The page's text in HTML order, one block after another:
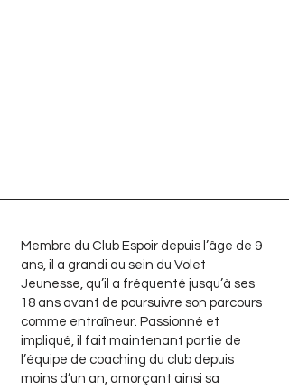
Membre du Club Espoir depuis l’âge de 9
ans, il a grandi au sein du Volet
Jeunesse, qu’il a fréquenté jusqu’à ses
18 ans avant de poursuivre son parcours
comme entraîneur. Passionné et
impliqué, il fait maintenant partie de
l’équipe de coaching du club depuis
moins d’un an, amorçant ainsi sa